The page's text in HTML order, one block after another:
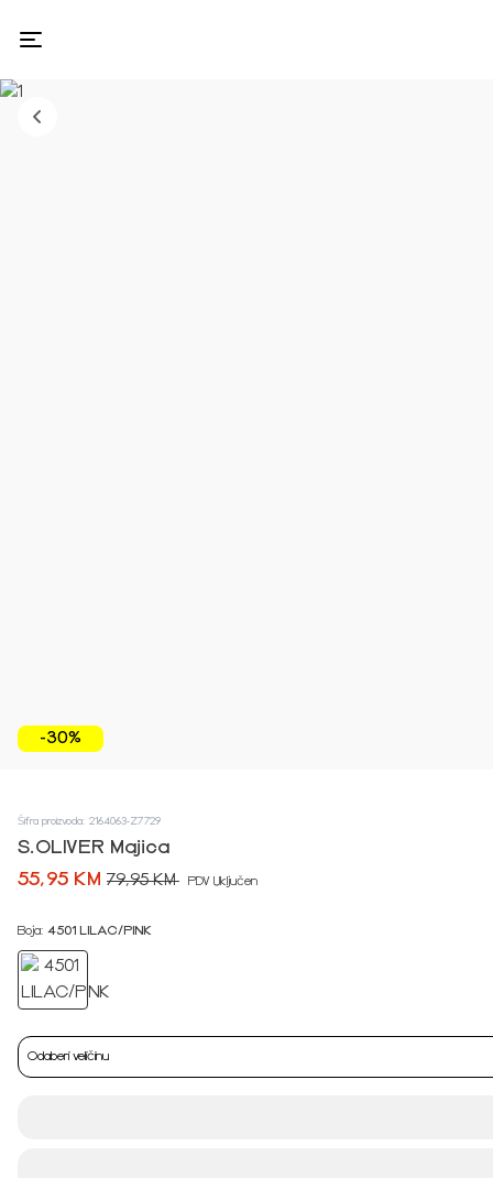
-30%
Šifra proizvoda: 2164063-Z7729
S.OLIVER Majica
55,95 KM 79,95 KM PDV Uključen
Boja: 4501 LILAC/PINK
Odaberi veličinu